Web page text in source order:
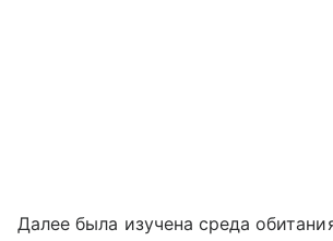
Далее была изучена среда